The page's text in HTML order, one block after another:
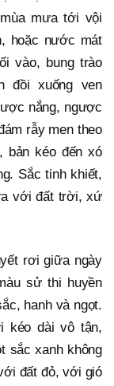
mưa tới vội
hoặc nước mát
vào, bung trào
đồi xuống ven
nắng, ngược
rẫy men theo
bản kéo đến xó
Sắc tinh khiết,
với đất trời, xứ
rơi giữa ngày
sử thi huyền
hanh và ngọt.
kéo dài vô tận,
sắc xanh không
đất đỏ, với gió